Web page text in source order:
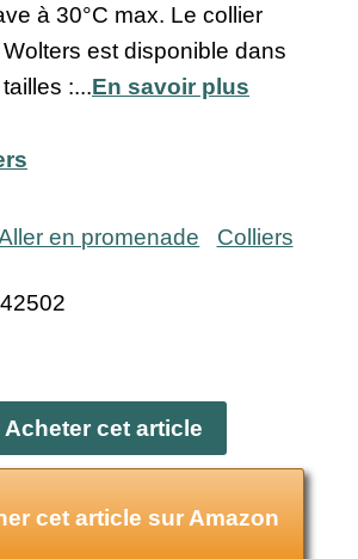
à 30°C max. Le collier
est disponible dans
:...En savoir plus
en promenade Colliers
cet article
cet article sur Amazon